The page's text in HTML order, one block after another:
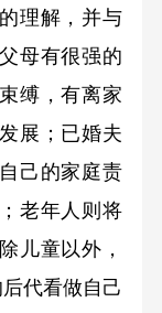
理解，并与
母有很强的
缚，有离家
展；已婚夫
己的家庭责
老年人则将
儿童以外，
代看做自己